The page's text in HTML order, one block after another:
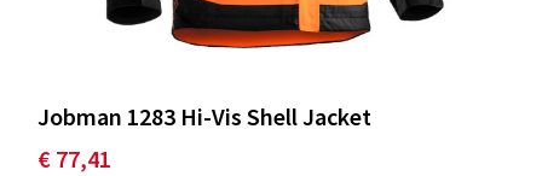
Jobman 1283 Hi-Vis Shell Jacket
€ 77,41